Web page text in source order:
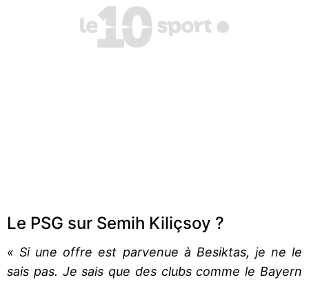
Le PSG sur Semih Kiliçsoy ?
« Si une offre est parvenue à Besiktas, je ne le
sais pas. Je sais que des clubs comme le Bayern